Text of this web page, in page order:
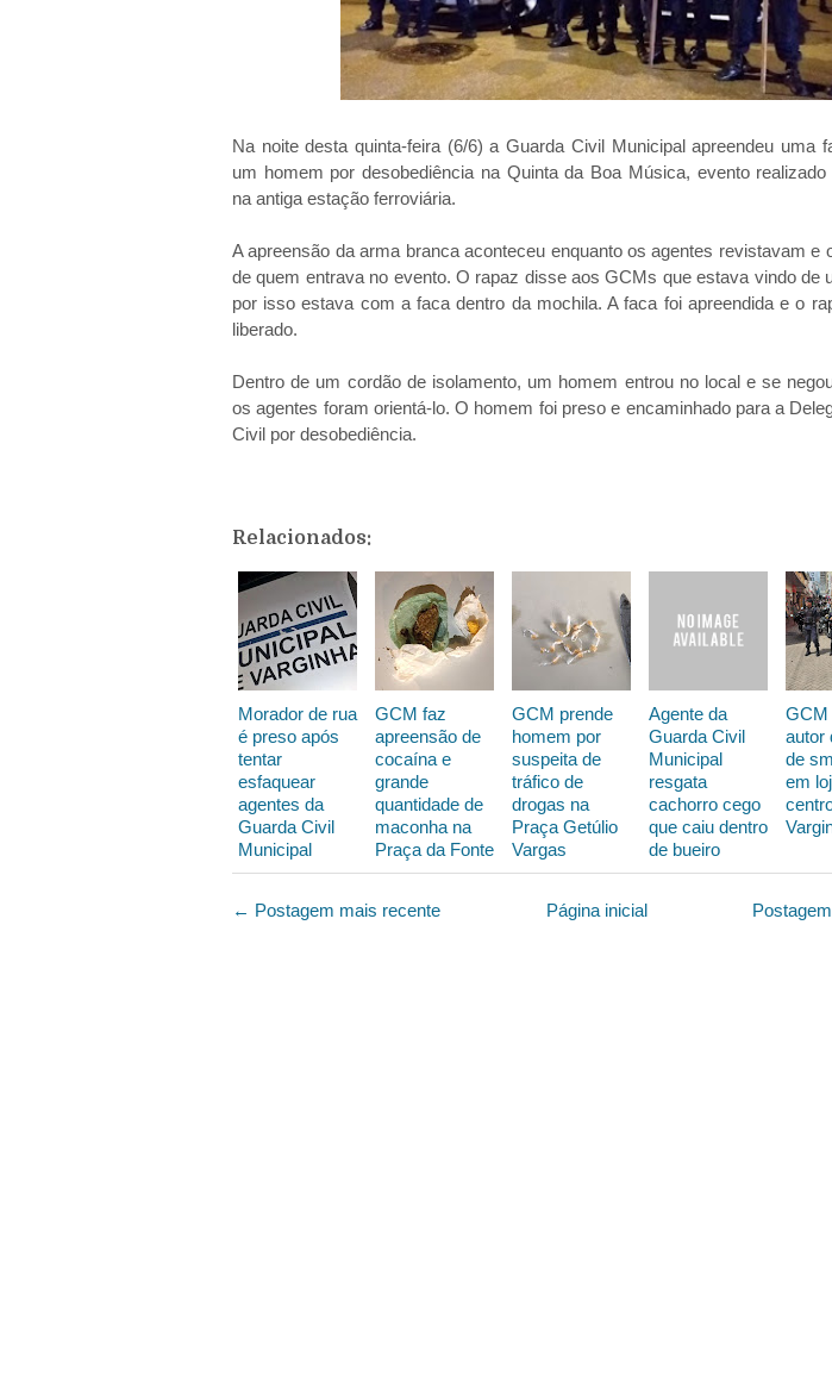
Na noite desta quinta-feira (6/6) a Guarda Civil Municipal apreendeu uma
um homem por desobediência na Quinta da Boa Música, evento realizado
na antiga estação ferroviária.
A apreensão da arma branca aconteceu enquanto os agentes revistavam e
de quem entrava no evento. O rapaz disse aos GCMs que estava vindo de
por isso estava com a faca dentro da mochila. A faca foi apreendida e o
liberado.
Dentro de um cordão de isolamento, um homem entrou no local e se
os agentes foram orientá-lo. O homem foi preso e encaminhado para a
Civil por desobediência.
Relacionados:
Morador de rua
é preso após
tentar
esfaquear
agentes da
Guarda Civil
Municipal
GCM faz
apreensão de
cocaína e
grande
quantidade de
maconha na
Praça da Fonte
GCM prende
homem por
suspeita de
tráfico de
drogas na
Praça Getúlio
Vargas
Agente da
Guarda Civil
Municipal
resgata
cachorro cego
que caiu dentro
de bueiro
GCM
autor
de
em
← Postagem mais recente Página inicial